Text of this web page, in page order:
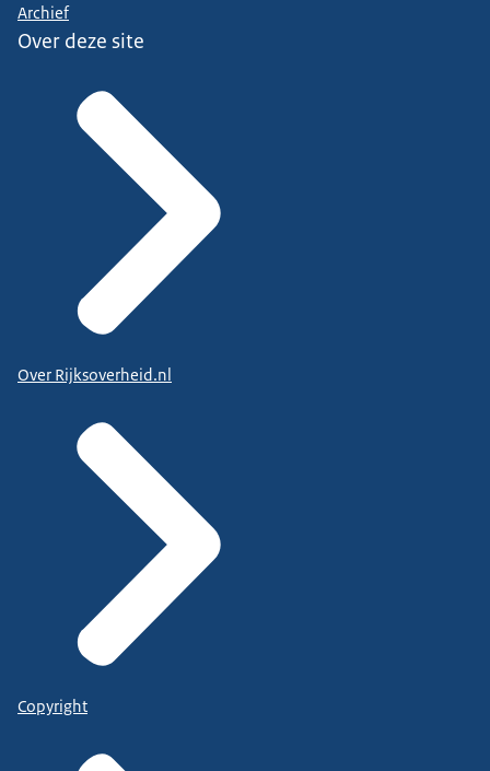
Archief
Over deze site
Over Rijksoverheid.nl
Copyright